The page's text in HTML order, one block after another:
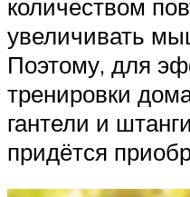
количеством
увеличивать
Поэтому, для
тренировки
гантели и
придётся